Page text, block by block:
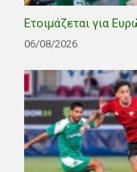
Ετοιμάζεται για
06/08/2026